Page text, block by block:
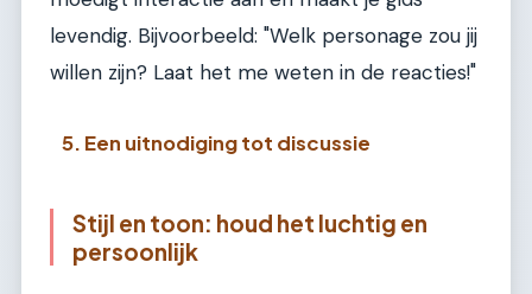
levendig. Bijvoorbeeld: "Welk personage zou jij
willen zijn? Laat het me weten in de reacties!"
5. Een uitnodiging tot discussie
Stijl en toon: houd het luchtig en
persoonlijk